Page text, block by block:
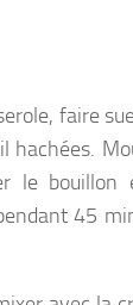
faire
hachées.
le bouillon
45